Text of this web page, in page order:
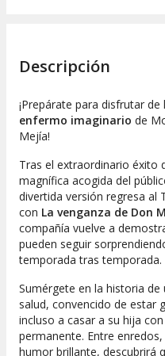
Descripción
¡Prepárate para disfrutar
enfermo imaginario de
Mejía!
Tras el extraordinario éxito
magnífica acogida del
divertida versión regresa al
con La venganza de Don
compañía vuelve a
pueden seguir
temporada tras temporada.
Sumérgete en la historia
salud, convencido de estar
incluso a casar a su hija
permanente. Entre
humor brillante, descubrirá